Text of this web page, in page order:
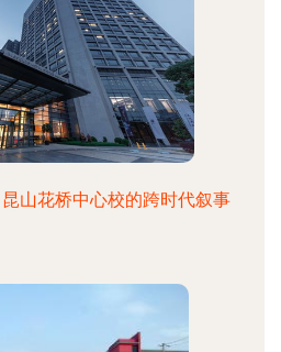
山花桥中心校的跨时代叙事